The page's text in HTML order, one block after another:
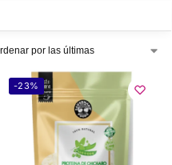
-23%